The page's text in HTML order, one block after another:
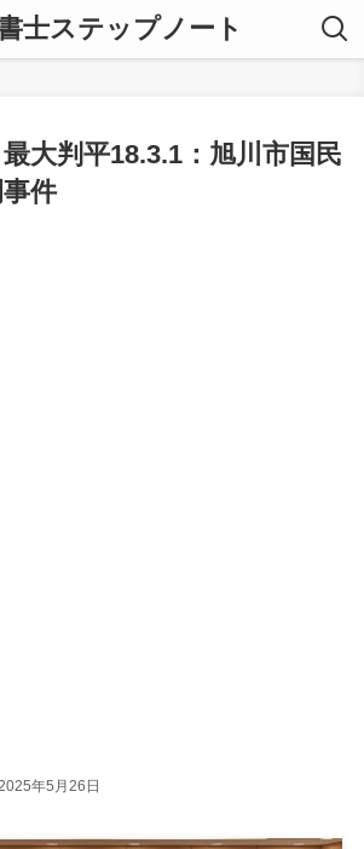
士ステップノート
最大判平18.3.1：旭川市国民
件
年5月26日